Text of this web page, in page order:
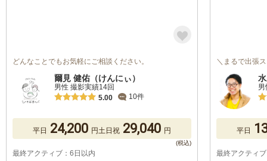
どんなことでもお気軽にご相談ください。
爾見 健佑（けんにぃ）
男性 撮影実績14回
5.00
10件
平日 24,200 円土日祝 29,040 円
最終アクティブ：6日以内
＼まるで出張
平日
最終アクティ